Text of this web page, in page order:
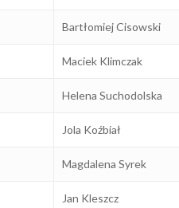
Bartłomiej Cisowski
Maciek Klimczak
Helena Suchodolska
Jola Koźbiał
Magdalena Syrek
Jan Kleszcz